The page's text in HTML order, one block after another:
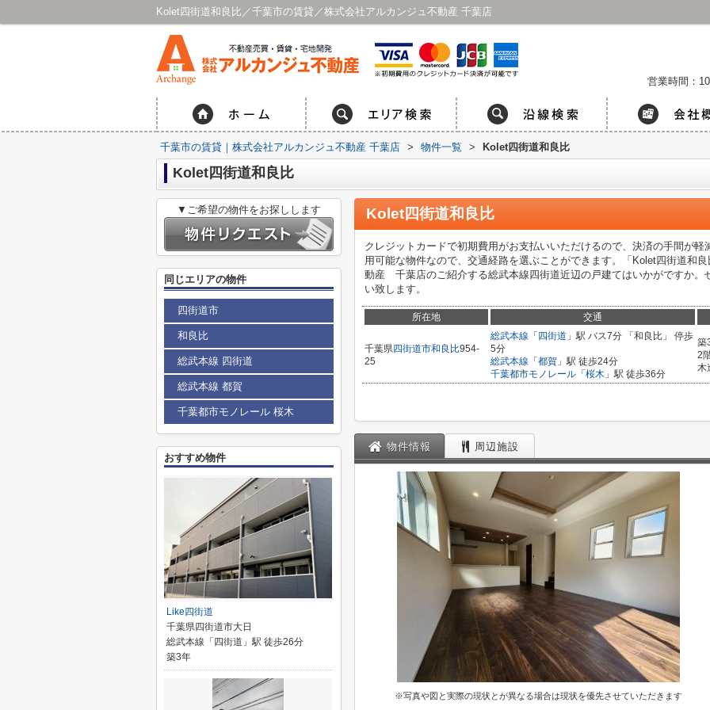
Kolet四街道和良比／千葉市の賃貸／株式会社アルカンジュ不動産 千葉店
営業時間：
千葉市の賃貸｜株式会社アルカンジュ不動産 千葉店 > 物件一覧 > Kolet四街道和良比
Kolet四街道和良比
Kolet四街道和良比
クレジットカードで初期費用がお支払いいただけるので、決済の手間が
用可能な物件なので、交通経路を選ぶことができます。「Kolet四街道和
動産 千葉店のご紹介する総武本線四街道近辺の戸建てはいかがですか。
い致します。
所在地 交通
千葉県四街道市和良比954-
25
総武本線 「 四街道 」駅 バス7分 「和良比」 停歩
5分
総武本線 「 都賀 」駅 徒歩24分
千葉都市モノレール 「 桜木 」駅 徒歩36分
築
2
木
物件情報 周辺施設
※写真や図と実際の現状とが異なる場合は現状を優先させていただきます
▼ご希望の物件をお探しします
同じエリアの物件
四街道市
和良比
総武本線 四街道
総武本線 都賀
千葉都市モノレール 桜木
おすすめ物件
Like四街道
千葉県四街道市大日
総武本線「四街道」駅 徒歩26分
築3年